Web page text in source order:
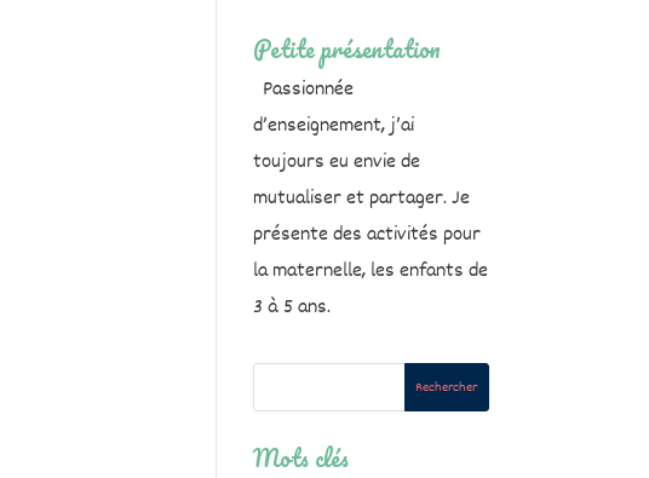
Petite présentation
Passionnée
d’enseignement, j’ai
toujours eu envie de
mutualiser et partager. Je
présente des activités pour
la maternelle, les enfants de
3 à 5 ans.
Mots clés